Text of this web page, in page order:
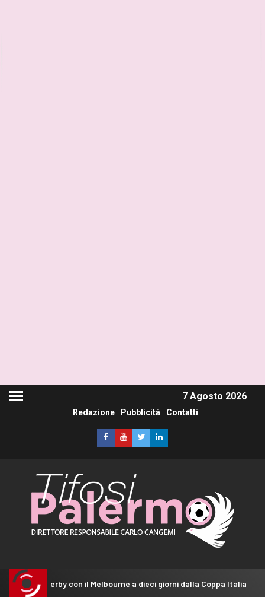
7 Agosto 2026
Redazione Pubblicità Contatti
il Melbourne a dieci giorni dalla Coppa Italia Inzaghi: